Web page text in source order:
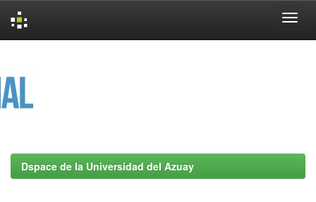
Dspace de la Universidad del Azuay